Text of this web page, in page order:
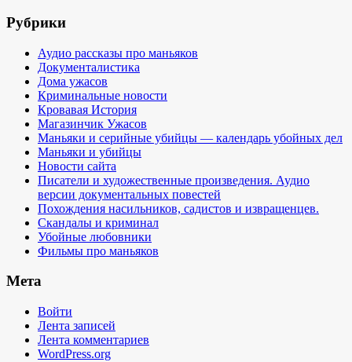
Рубрики
Аудио рассказы про маньяков
Документалистика
Дома ужасов
Криминальные новости
Кровавая История
Магазинчик Ужасов
Маньяки и серийные убийцы — календарь убойных дел
Маньяки и убийцы
Новости сайта
Писатели и художественные произведения. Аудио
версии документальных повестей
Похождения насильников, садистов и извращенцев.
Скандалы и криминал
Убойные любовники
Фильмы про маньяков
Мета
Войти
Лента записей
Лента комментариев
WordPress.org